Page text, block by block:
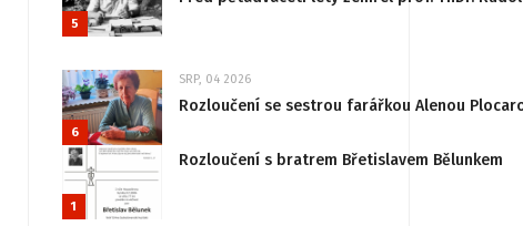
5
6
SRP, 04 2026
Rozloučení se sestrou farářkou Alenou
1
Rozloučení s bratrem Břetislavem Bělunkem